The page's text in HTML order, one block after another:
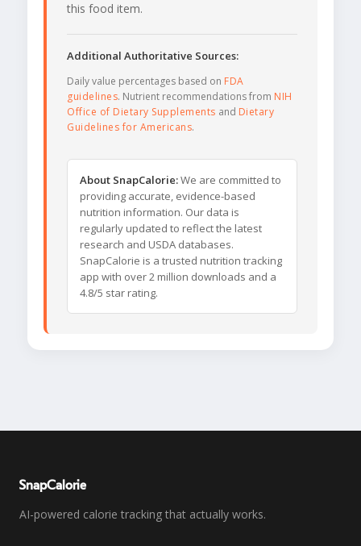
this food item.
Additional Authoritative Sources:
Daily value percentages based on FDA
guidelines. Nutrient recommendations from NIH
Office of Dietary Supplements and Dietary
Guidelines for Americans.
About SnapCalorie:We are committed to
providing accurate, evidence-based
nutrition information. Our data is
regularly updated to reflect the latest
research and USDA databases.
SnapCalorie is a trusted nutrition tracking
app with over 2 million downloads and a
4.8/5 star rating.
SnapCalorie
AI-powered calorie tracking that actually works.